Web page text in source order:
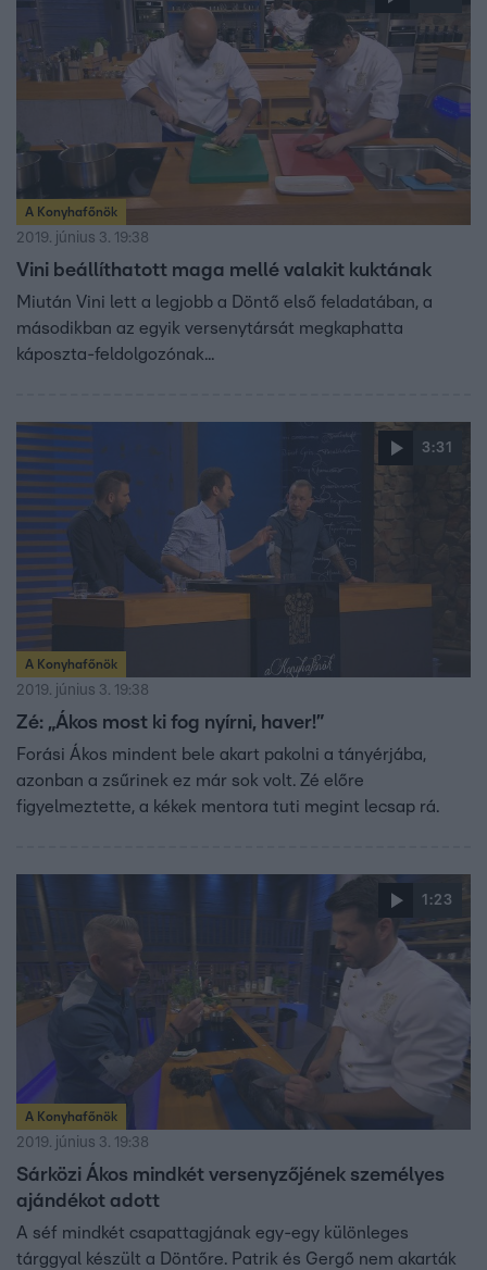
A Konyhafőnök
2019. június 3. 19:38
Vini beállíthatott maga mellé valakit kuktának
Miután Vini lett a legjobb a Döntő első feladatában, a
másodikban az egyik versenytársát megkaphatta
3:31
A Konyhafőnök
2019. június 3. 19:38
Zé: „Ákos most ki fog nyírni, haver!”
Forási Ákos mindent bele akart pakolni a tányérjába,
azonban a zsűrinek ez már sok volt. Zé előre
figyelmeztette, a kékek mentora tuti megint lecsap rá.
1:23
A Konyhafőnök
2019. június 3. 19:38
Sárközi Ákos mindkét versenyzőjének személyes
ajándékot adott
A séf mindkét csapattagjának egy-egy különleges
tárggyal készült a Döntőre. Patrik és Gergő nem akarták